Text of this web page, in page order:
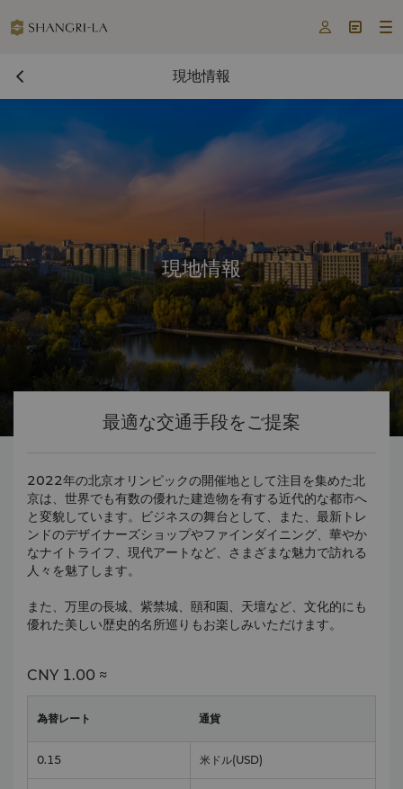
  
現地情報
現地情報
最適な交通手段をご提案
2022年の北京オリンピックの開催地として注目を集めた北
京は、世界でも有数の優れた建造物を有する近代的な都市へ
と変貌しています。ビジネスの舞台として、また、最新トレ
ンドのデザイナーズショップやファインダイニング、華やか
なナイトライフ、現代アートなど、さまざまな魅力で訪れる
人々を魅了します。
また、万里の長城、紫禁城、頤和園、天壇など、文化的にも
優れた美しい歴史的名所巡りもお楽しみいただけます。
CNY 1.00 ≈
為替レート 通貨
0.15 米ドル(USD)